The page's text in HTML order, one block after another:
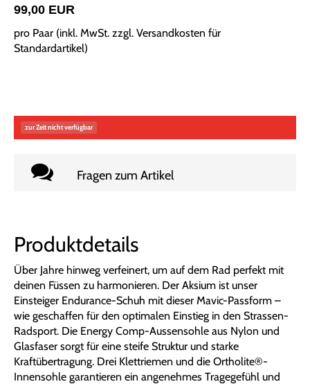
99,00 EUR
pro Paar (inkl. MwSt. zzgl. Versandkosten für
Standardartikel)
zur Zeit nicht verfügbar
Fragen zum Artikel
Produktdetails
Über Jahre hinweg verfeinert, um auf dem Rad perfekt mit
deinen Füssen zu harmonieren. Der Aksium ist unser
Einsteiger Endurance-Schuh mit dieser Mavic-Passform –
wie geschaffen für den optimalen Einstieg in den Strassen-
Radsport. Die Energy Comp-Aussensohle aus Nylon und
Glasfaser sorgt für eine steife Struktur und starke
Kraftübertragung. Drei Klettriemen und die Ortholite®-
Innensohle garantieren ein angenehmes Tragegefühl und